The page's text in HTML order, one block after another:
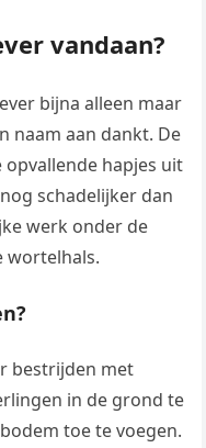
vandaan?
bijna alleen maar
naam aan dankt. De
opvallende hapjes uit
schadelijker dan
werk onder de
wortelhals.
bestrijden met
in de grond te
toe te voegen.